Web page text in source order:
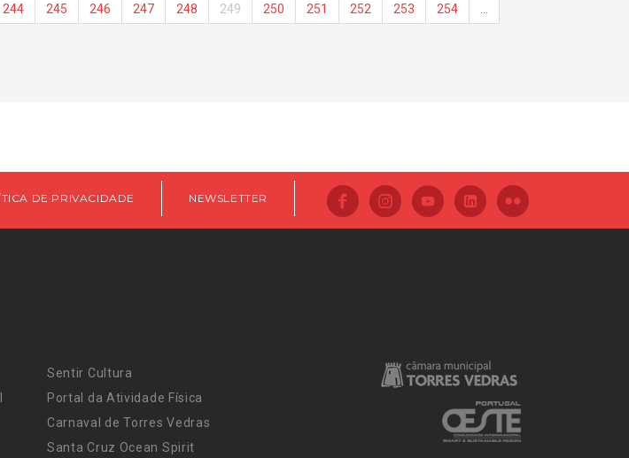
244 245 246 247 248 249 250 251 252 253 254
DE PRIVACIDADE NEWSLETTER
Sentir Cultura
Portal da Atividade Física
Carnaval de Torres Vedras
Santa Cruz Ocean Spirit